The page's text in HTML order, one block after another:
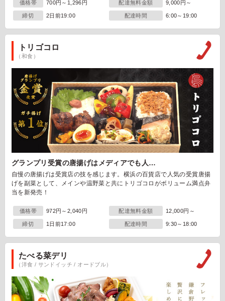
価格帯 700円～1,296円 配達無料金額 9,000円～
締切 2日前19:00 配達時間 6:00～19:00
トリゴコロ
（和食）
グランプリ受賞の唐揚げはメディアでも人…
自慢の唐揚げは受賞店の技を感じます。横浜の百貨店で人気の受賞唐揚
げを副菜として、メインや温野菜と共にトリゴコロがボリューム満点弁
当を新発売！
価格帯 972円～2,040円 配達無料金額 12,000円～
締切 1日前17:00 配達時間 9:30～18:00
たべる菜デリ
（洋食 / サンドイッチ / オードブル）